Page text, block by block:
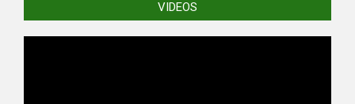
VIDEOS